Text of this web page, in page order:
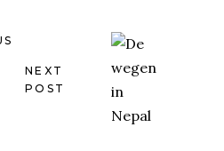
NEXT
POST